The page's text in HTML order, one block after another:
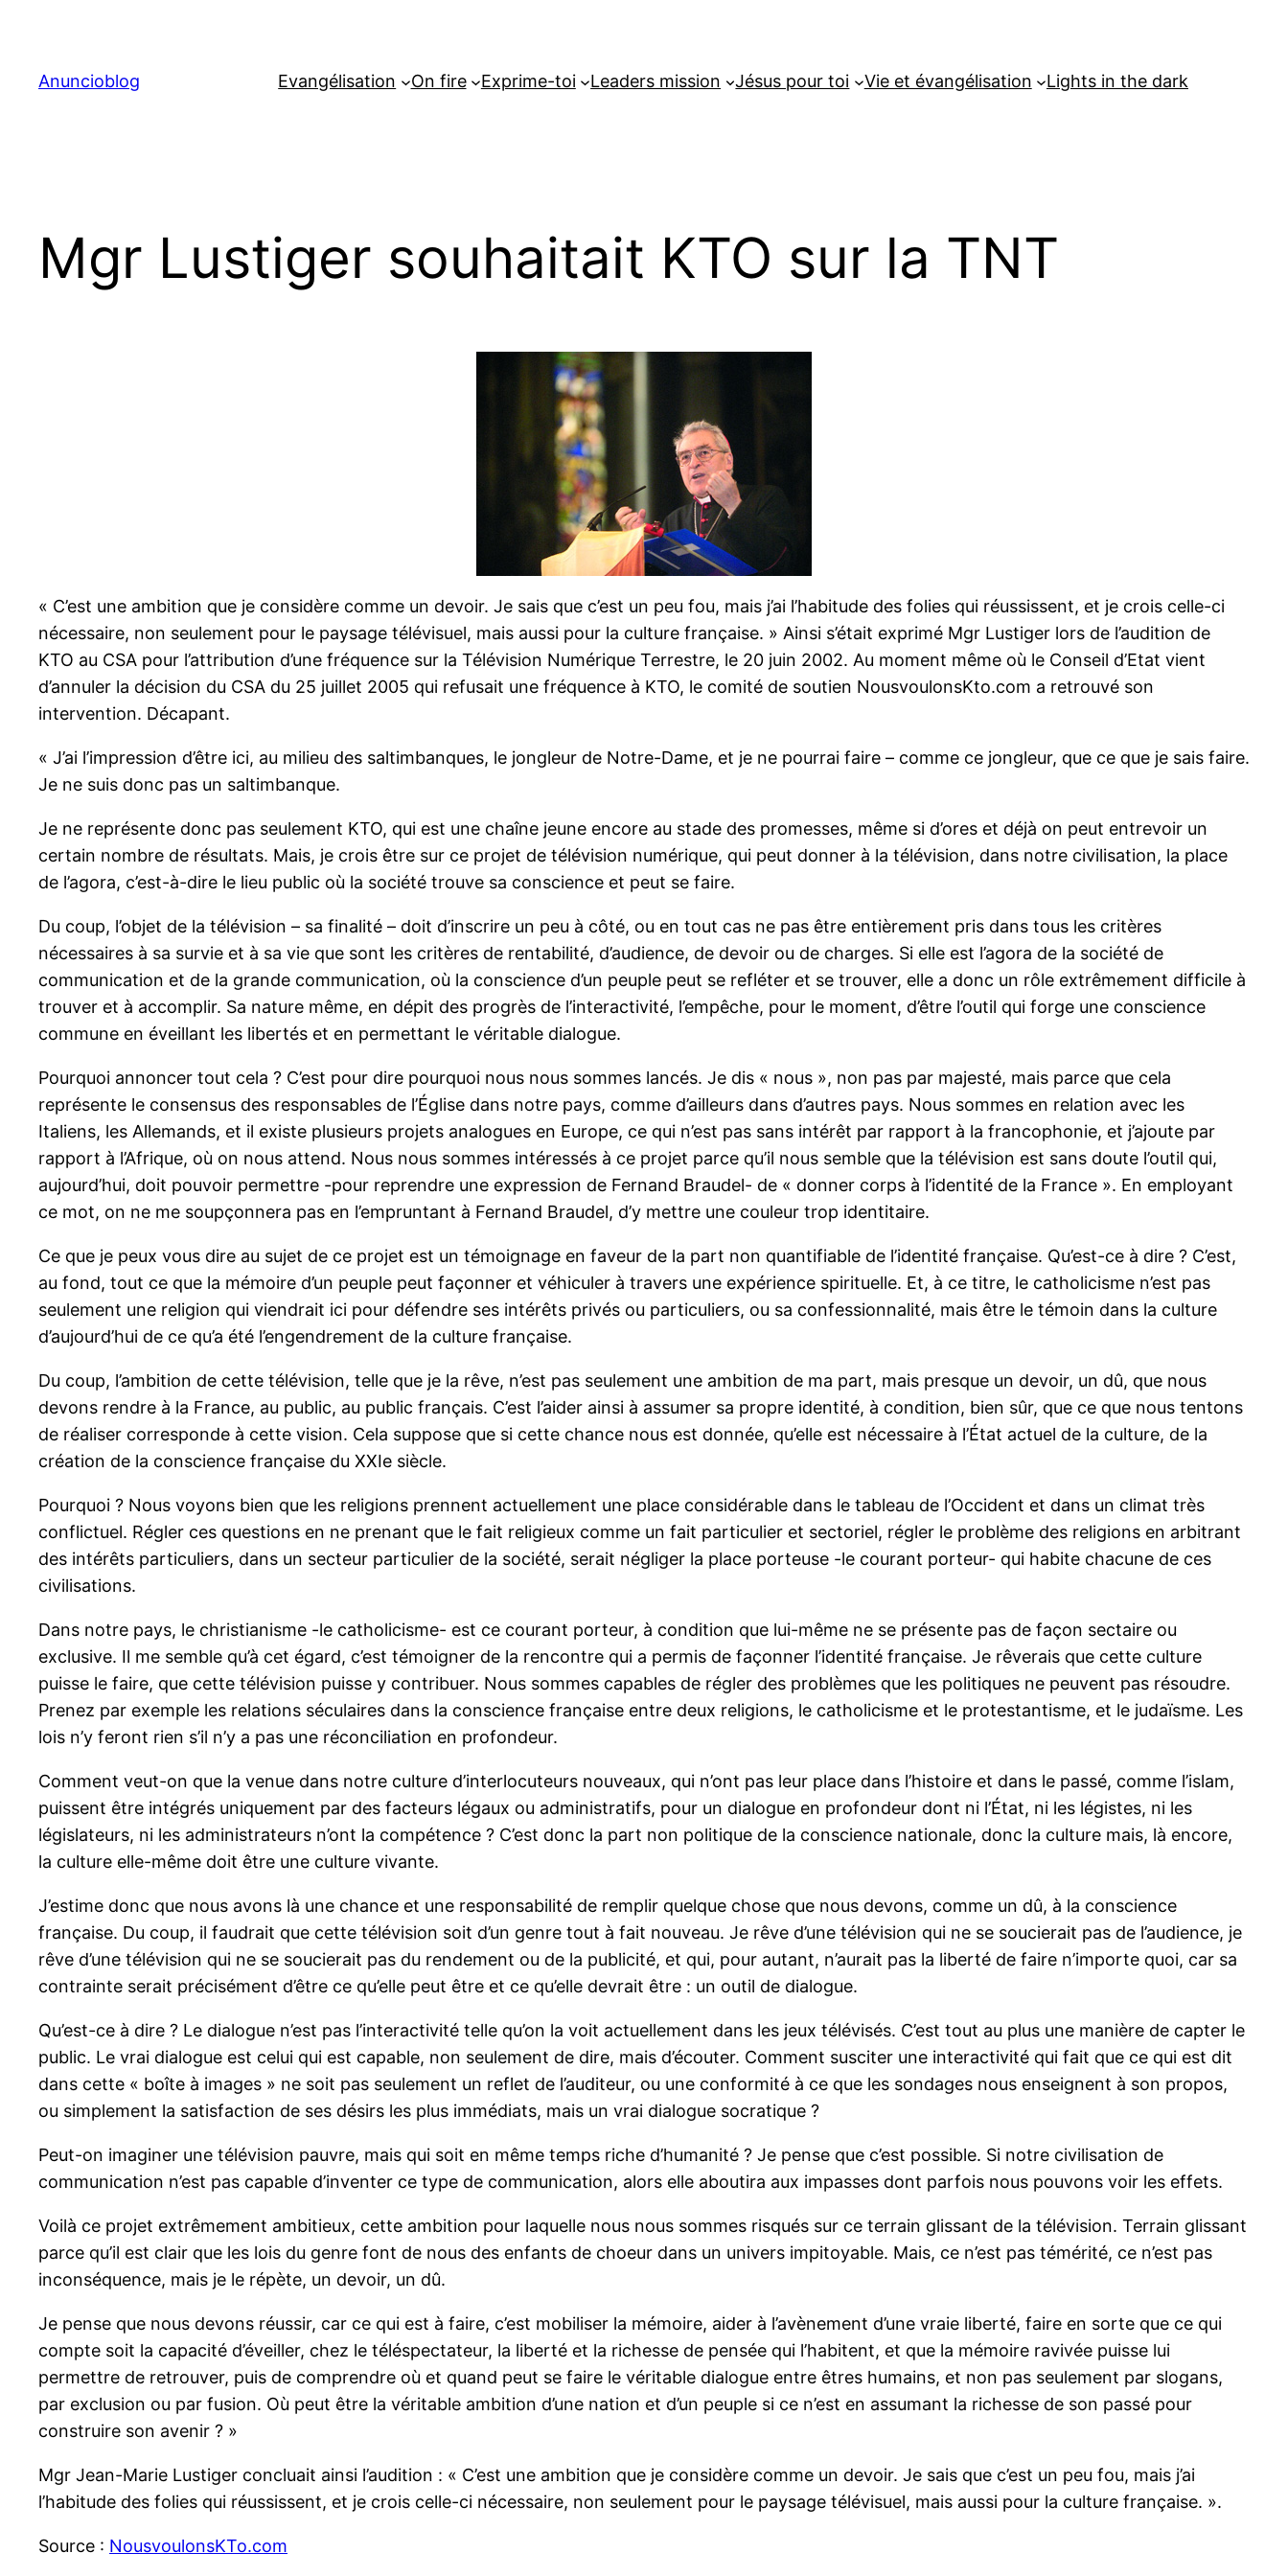
contenu
Anuncioblog Evangélisation On fire Exprime-toi Leaders mission Jésus pour toi Vie et évangélisation Lights in the dark
Mgr Lustiger souhaitait KTO sur la TNT
« C’est une ambition que je considère comme un devoir. Je sais que c’est un peu fou, mais j’ai l’habitude des folies qui réussissent, et je crois celle-ci
nécessaire, non seulement pour le paysage télévisuel, mais aussi pour la culture française. » Ainsi s’était exprimé Mgr Lustiger lors de l’audition de
KTO au CSA pour l’attribution d’une fréquence sur la Télévision Numérique Terrestre, le 20 juin 2002. Au moment même où le Conseil d’Etat vient
d’annuler la décision du CSA du 25 juillet 2005 qui refusait une fréquence à KTO, le comité de soutien NousvoulonsKto.com a retrouvé son
intervention. Décapant.
« J’ai l’impression d’être ici, au milieu des saltimbanques, le jongleur de Notre-Dame, et je ne pourrai faire – comme ce jongleur, que ce que je sais faire.
Je ne suis donc pas un saltimbanque.
Je ne représente donc pas seulement KTO, qui est une chaîne jeune encore au stade des promesses, même si d’ores et déjà on peut entrevoir un
certain nombre de résultats. Mais, je crois être sur ce projet de télévision numérique, qui peut donner à la télévision, dans notre civilisation, la place
de l’agora, c’est-à-dire le lieu public où la société trouve sa conscience et peut se faire.
Du coup, l’objet de la télévision – sa finalité – doit d’inscrire un peu à côté, ou en tout cas ne pas être entièrement pris dans tous les critères
nécessaires à sa survie et à sa vie que sont les critères de rentabilité, d’audience, de devoir ou de charges. Si elle est l’agora de la société de
communication et de la grande communication, où la conscience d’un peuple peut se refléter et se trouver, elle a donc un rôle extrêmement difficile à
trouver et à accomplir. Sa nature même, en dépit des progrès de l’interactivité, l’empêche, pour le moment, d’être l’outil qui forge une conscience
commune en éveillant les libertés et en permettant le véritable dialogue.
Pourquoi annoncer tout cela ? C’est pour dire pourquoi nous nous sommes lancés. Je dis « nous », non pas par majesté, mais parce que cela
représente le consensus des responsables de l’Église dans notre pays, comme d’ailleurs dans d’autres pays. Nous sommes en relation avec les
Italiens, les Allemands, et il existe plusieurs projets analogues en Europe, ce qui n’est pas sans intérêt par rapport à la francophonie, et j’ajoute par
rapport à l’Afrique, où on nous attend. Nous nous sommes intéressés à ce projet parce qu’il nous semble que la télévision est sans doute l’outil qui,
aujourd’hui, doit pouvoir permettre -pour reprendre une expression de Fernand Braudel- de « donner corps à l’identité de la France ». En employant
ce mot, on ne me soupçonnera pas en l’empruntant à Fernand Braudel, d’y mettre une couleur trop identitaire.
Ce que je peux vous dire au sujet de ce projet est un témoignage en faveur de la part non quantifiable de l’identité française. Qu’est-ce à dire ? C’est,
au fond, tout ce que la mémoire d’un peuple peut façonner et véhiculer à travers une expérience spirituelle. Et, à ce titre, le catholicisme n’est pas
seulement une religion qui viendrait ici pour défendre ses intérêts privés ou particuliers, ou sa confessionnalité, mais être le témoin dans la culture
d’aujourd’hui de ce qu’a été l’engendrement de la culture française.
Du coup, l’ambition de cette télévision, telle que je la rêve, n’est pas seulement une ambition de ma part, mais presque un devoir, un dû, que nous
devons rendre à la France, au public, au public français. C’est l’aider ainsi à assumer sa propre identité, à condition, bien sûr, que ce que nous tentons
de réaliser corresponde à cette vision. Cela suppose que si cette chance nous est donnée, qu’elle est nécessaire à l’État actuel de la culture, de la
création de la conscience française du XXIe siècle.
Pourquoi ? Nous voyons bien que les religions prennent actuellement une place considérable dans le tableau de l’Occident et dans un climat très
conflictuel. Régler ces questions en ne prenant que le fait religieux comme un fait particulier et sectoriel, régler le problème des religions en arbitrant
des intérêts particuliers, dans un secteur particulier de la société, serait négliger la place porteuse -le courant porteur- qui habite chacune de ces
civilisations.
Dans notre pays, le christianisme -le catholicisme- est ce courant porteur, à condition que lui-même ne se présente pas de façon sectaire ou
exclusive. Il me semble qu’à cet égard, c’est témoigner de la rencontre qui a permis de façonner l’identité française. Je rêverais que cette culture
puisse le faire, que cette télévision puisse y contribuer. Nous sommes capables de régler des problèmes que les politiques ne peuvent pas résoudre.
Prenez par exemple les relations séculaires dans la conscience française entre deux religions, le catholicisme et le protestantisme, et le judaïsme. Les
lois n’y feront rien s’il n’y a pas une réconciliation en profondeur.
Comment veut-on que la venue dans notre culture d’interlocuteurs nouveaux, qui n’ont pas leur place dans l’histoire et dans le passé, comme l’islam,
puissent être intégrés uniquement par des facteurs légaux ou administratifs, pour un dialogue en profondeur dont ni l’État, ni les légistes, ni les
législateurs, ni les administrateurs n’ont la compétence ? C’est donc la part non politique de la conscience nationale, donc la culture mais, là encore,
la culture elle-même doit être une culture vivante.
J’estime donc que nous avons là une chance et une responsabilité de remplir quelque chose que nous devons, comme un dû, à la conscience
française. Du coup, il faudrait que cette télévision soit d’un genre tout à fait nouveau. Je rêve d’une télévision qui ne se soucierait pas de l’audience, je
rêve d’une télévision qui ne se soucierait pas du rendement ou de la publicité, et qui, pour autant, n’aurait pas la liberté de faire n’importe quoi, car sa
contrainte serait précisément d’être ce qu’elle peut être et ce qu’elle devrait être : un outil de dialogue.
Qu’est-ce à dire ? Le dialogue n’est pas l’interactivité telle qu’on la voit actuellement dans les jeux télévisés. C’est tout au plus une manière de capter le
public. Le vrai dialogue est celui qui est capable, non seulement de dire, mais d’écouter. Comment susciter une interactivité qui fait que ce qui est dit
dans cette « boîte à images » ne soit pas seulement un reflet de l’auditeur, ou une conformité à ce que les sondages nous enseignent à son propos,
ou simplement la satisfaction de ses désirs les plus immédiats, mais un vrai dialogue socratique ?
Peut-on imaginer une télévision pauvre, mais qui soit en même temps riche d’humanité ? Je pense que c’est possible. Si notre civilisation de
communication n’est pas capable d’inventer ce type de communication, alors elle aboutira aux impasses dont parfois nous pouvons voir les effets.
Voilà ce projet extrêmement ambitieux, cette ambition pour laquelle nous nous sommes risqués sur ce terrain glissant de la télévision. Terrain glissant
parce qu’il est clair que les lois du genre font de nous des enfants de choeur dans un univers impitoyable. Mais, ce n’est pas témérité, ce n’est pas
inconséquence, mais je le répète, un devoir, un dû.
Je pense que nous devons réussir, car ce qui est à faire, c’est mobiliser la mémoire, aider à l’avènement d’une vraie liberté, faire en sorte que ce qui
compte soit la capacité d’éveiller, chez le téléspectateur, la liberté et la richesse de pensée qui l’habitent, et que la mémoire ravivée puisse lui
permettre de retrouver, puis de comprendre où et quand peut se faire le véritable dialogue entre êtres humains, et non pas seulement par slogans,
par exclusion ou par fusion. Où peut être la véritable ambition d’une nation et d’un peuple si ce n’est en assumant la richesse de son passé pour
construire son avenir ? »
Mgr Jean-Marie Lustiger concluait ainsi l’audition : « C’est une ambition que je considère comme un devoir. Je sais que c’est un peu fou, mais j’ai
l’habitude des folies qui réussissent, et je crois celle-ci nécessaire, non seulement pour le paysage télévisuel, mais aussi pour la culture française. ».
Source : NousvoulonsKTo.com